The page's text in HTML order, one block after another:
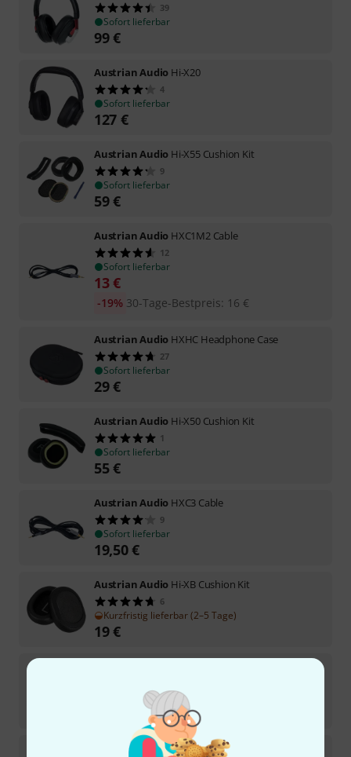
39
Sofort lieferbar
99€
Austrian Audio Hi-X20
4
Sofort lieferbar
127 €
Austrian Audio Hi-X55 Cushion Kit
9
Sofort lieferbar
59€
Austrian Audio HXC1M2 Cable
12
Sofort lieferbar
13€
30-Tage-Bestpreis: 16 €
-19%
Austrian Audio HXHC Headphone Case
27
Sofort lieferbar
29€
Austrian Audio Hi-X50 Cushion Kit
1
Sofort lieferbar
55€
Austrian Audio HXC3 Cable
9
Sofort lieferbar
19,50€
Austrian Audio Hi-XB Cushion Kit
6
Kurzfristig lieferbar (2–5 Tage)
19€
Sofort lieferbar
Austrian AudioMiCreator Y-Lav B-Stock